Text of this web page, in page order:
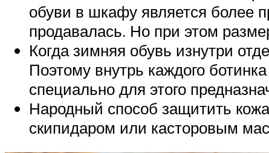
обуви в шкафу является более
продавалась. Но при этом
Когда зимняя обувь изнутри
Поэтому внутрь каждого
специально для этого
Народный способ защитить
скипидаром или касторовым